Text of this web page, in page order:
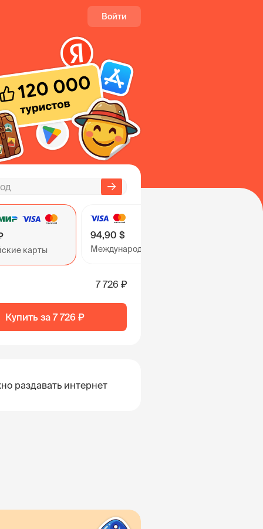
Войти
карты
94,90 $
Международные карты
7 726 ₽
Купить за 7 726 ₽
раздавать интернет